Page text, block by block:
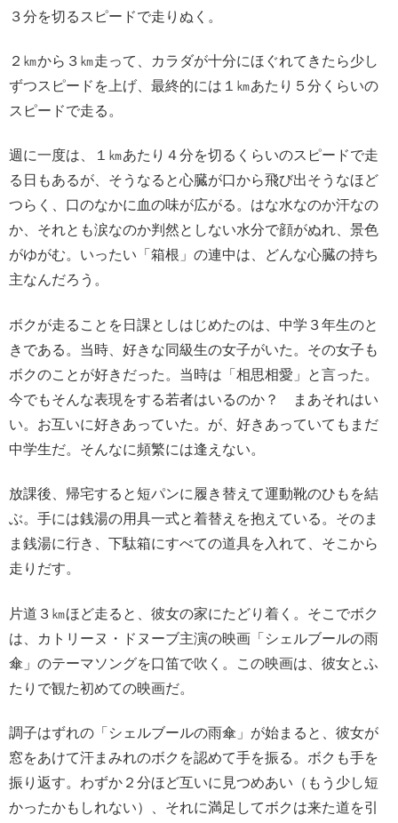
３分を切るスピードで走りぬく。
２㎞から３㎞走って、カラダが十分にほぐれてきたら少し
ずつスピードを上げ、最終的には１㎞あたり５分くらいの
スピードで走る。
週に一度は、１㎞あたり４分を切るくらいのスピードで走
る日もあるが、そうなると心臓が口から飛び出そうなほど
つらく、口のなかに血の味が広がる。はな水なのか汗なの
か、それとも涙なのか判然としない水分で顔がぬれ、景色
がゆがむ。いったい「箱根」の連中は、どんな心臓の持ち
主なんだろう。
ボクが走ることを日課としはじめたのは、中学３年生のと
きである。当時、好きな同級生の女子がいた。その女子も
ボクのことが好きだった。当時は「相思相愛」と言った。
今でもそんな表現をする若者はいるのか？ まあそれはい
い。お互いに好きあっていた。が、好きあっていてもまだ
中学生だ。そんなに頻繁には逢えない。
放課後、帰宅すると短パンに履き替えて運動靴のひもを結
ぶ。手には銭湯の用具一式と着替えを抱えている。そのま
ま銭湯に行き、下駄箱にすべての道具を入れて、そこから
走りだす。
片道３㎞ほど走ると、彼女の家にたどり着く。そこでボク
は、カトリーヌ・ドヌーブ主演の映画「シェルブールの雨
傘」のテーマソングを口笛で吹く。この映画は、彼女とふ
たりで観た初めての映画だ。
調子はずれの「シェルブールの雨傘」が始まると、彼女が
窓をあけて汗まみれのボクを認めて手を振る。ボクも手を
振り返す。わずか２分ほど互いに見つめあい（もう少し短
かったかもしれない）、それに満足してボクは来た道を引